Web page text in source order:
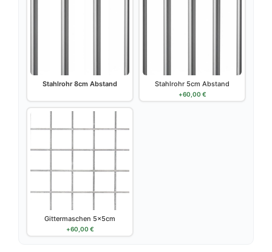
Stahlrohr 8cm Abstand Stahlrohr 5cm Abstand
+60,00 €
Gittermaschen 5x5cm
+60,00 €